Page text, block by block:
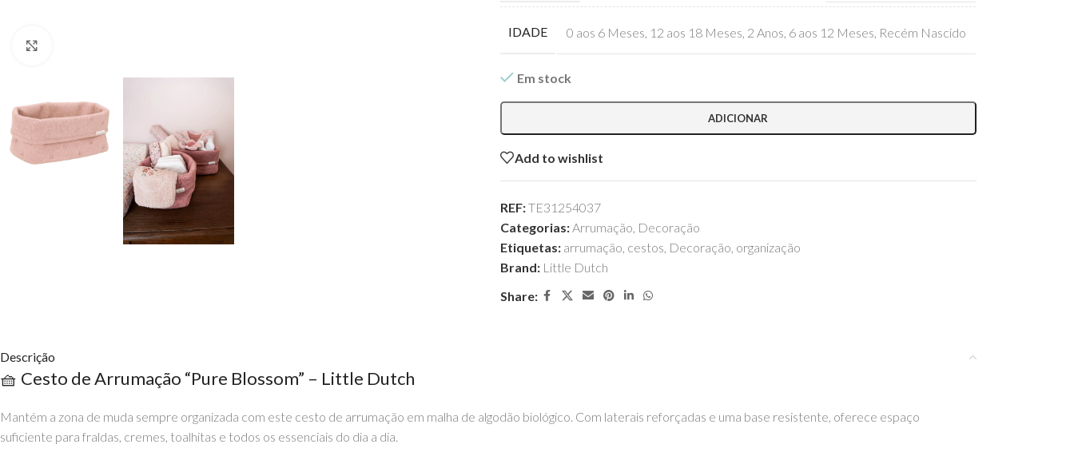
IDADE 0 aos 6 Meses 12 aos 18 Meses 2 Anos 6 aos 12 Meses Recém Nascido
Em stock
ADICIONAR
Add to wishlist
REF:TE31254037
Categorias:Arrumação, Decoração
Etiquetas: arrumação, cestos, Decoração, organização
Brand: Little Dutch
Share:
Descrição
🧺 Cesto de Arrumação “Pure Blossom” – Little Dutch
Mantém a zona de muda sempre organizada com este cesto de arrumação em malha de algodão biológico. Com laterais reforçadas e uma base resistente, oferece espaço
suficiente para fraldas, cremes, toalhitas e todos os essenciais do dia a dia.